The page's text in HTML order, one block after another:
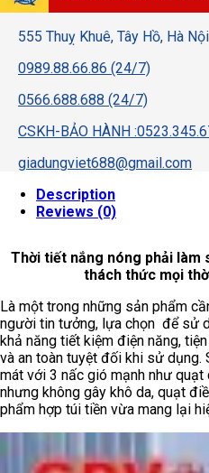
555 Thuỵ Khuê, Tây Hồ, Hà Nội
0989.88.66.86 (24/7)
0566.688.688 (24/7)
CSKH-BẢO HÀNH
giadungviet688@gmail.com
Description
Reviews (0)
Thời tiết nắng nóng phải làm
thách thức mọi
Là một trong những sản phẩm
người tin tưởng, lựa chọn để sử
khả năng tiết kiệm điện năng,
và an toàn tuyệt đối khi sử dụng.
mát với 3 nấc gió mạnh như
nhưng không gây khô da, quạt
phẩm hợp túi tiền vừa mang lại